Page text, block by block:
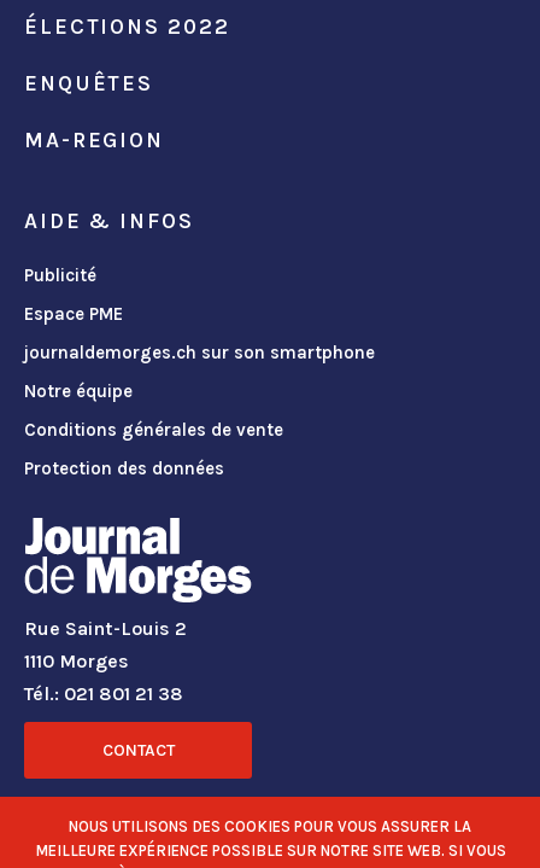
ÉLECTIONS 2022
ENQUÊTES
MA-REGION
AIDE & INFOS
Publicité
Espace PME
journaldemorges.ch sur son smartphone
Notre équipe
Conditions générales de vente
Protection des données
Rue Saint-Louis 2
1110 Morges
Tél.: 021 801 21 38
CONTACT
RÉSEAUX SOCIAUX
NOUS UTILISONS DES COOKIES POUR VOUS ASSURER LA
MEILLEURE EXPÉRIENCE POSSIBLE SUR NOTRE SITE WEB. SI VOUS